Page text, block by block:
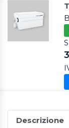
Descrizione